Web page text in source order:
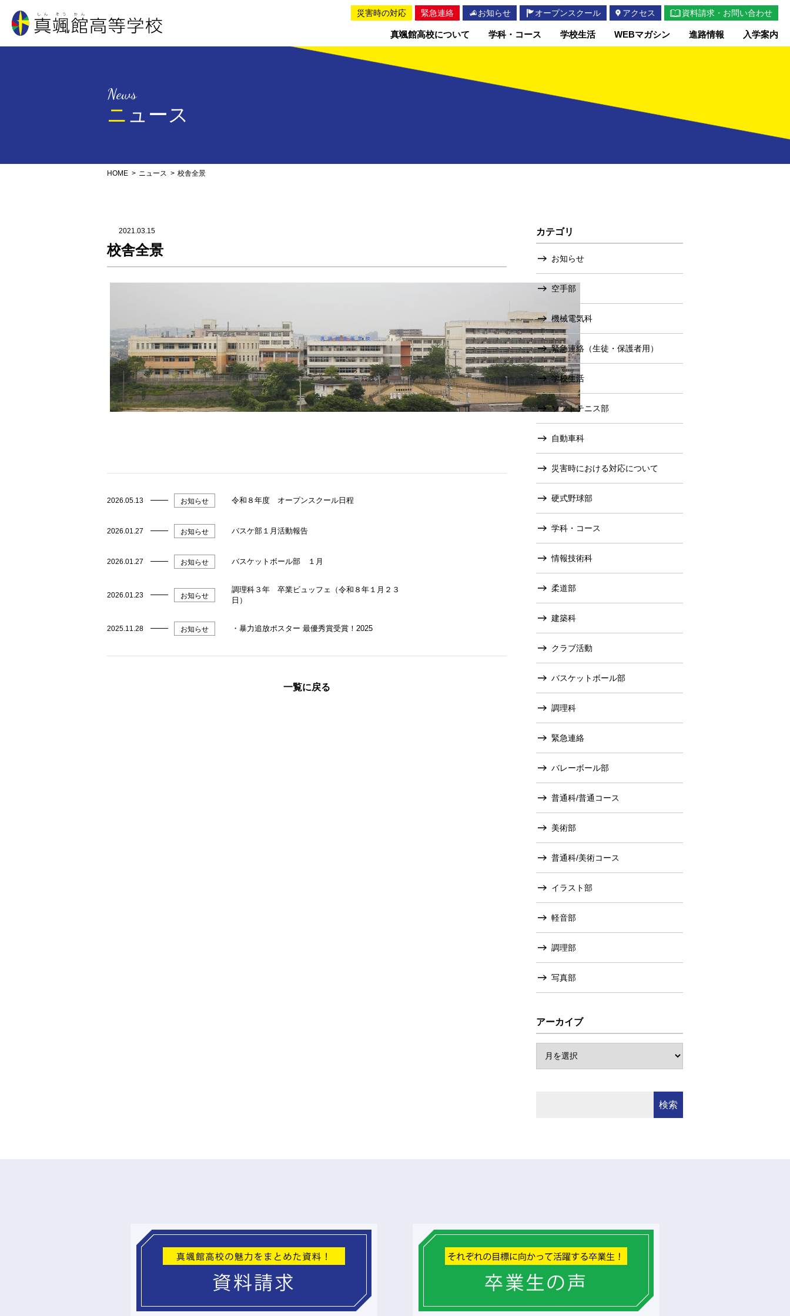
真颯館高校について
学科・コース 学校生活 WEBマガシン 進路情報 入学案内
災害時の対応 緊急連絡 お知らせ オープンスクール アクセス 資料請求・お問い合わせ
News
ニュース
HOME ニュース 校舎全景
2021.03.15
校舎全景
2026.05.13 お知らせ 令和８年度 オープンスクール日程
2026.01.27 お知らせ バスケ部１月活動報告
2026.01.27 お知らせ バスケットボール部 １月
2026.01.23 お知らせ
調理科３年 卒業ビュッフェ（令和８年１月２３
日）
2025.11.28 お知らせ ・暴力追放ポスター 最優秀賞受賞！2025
一覧に戻る
カテゴリ
お知らせ
空手部
機械電気科
緊急連絡（生徒・保護者用）
学校生活
ソフトテニス部
自動車科
災害時における対応について
硬式野球部
学科・コース
情報技術科
柔道部
建築科
クラブ活動
バスケットボール部
調理科
緊急連絡
バレーボール部
普通科/普通コース
美術部
普通科/美術コース
イラスト部
軽音部
調理部
写真部
アーカイブ